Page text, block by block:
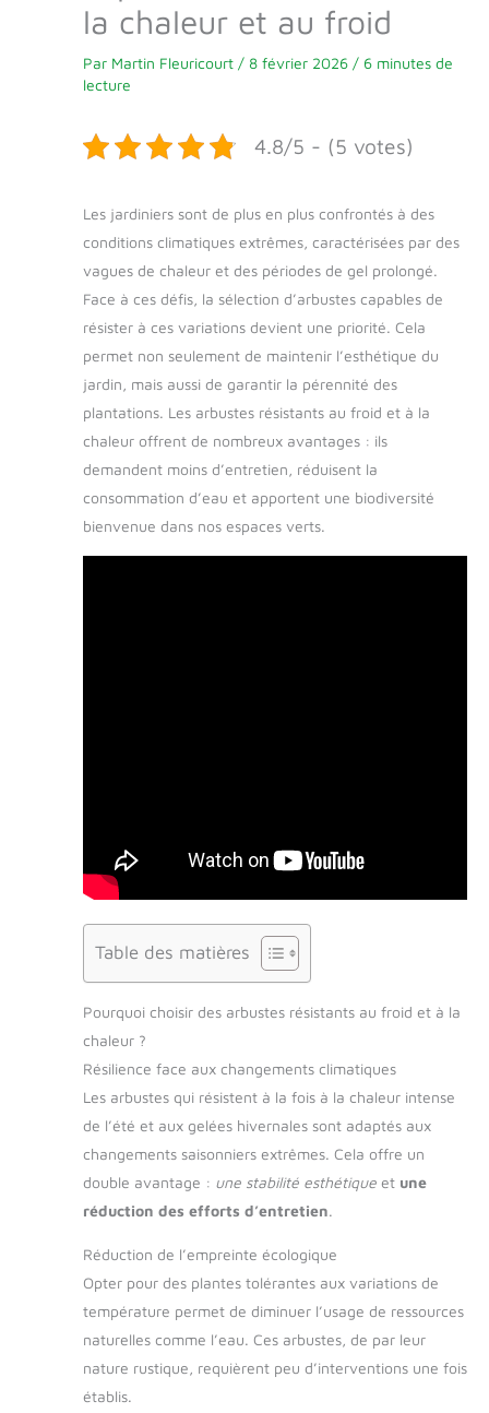
la chaleur et au froid
Par Martin Fleuricourt / 8 février 2026 / 6 minutes de
lecture
4.8/5 - (5 votes)
Les jardiniers sont de plus en plus confrontés à des
conditions climatiques extrêmes, caractérisées par des
vagues de chaleur et des périodes de gel prolongé.
Face à ces défis, la sélection d’arbustes capables de
résister à ces variations devient une priorité. Cela
permet non seulement de maintenir l’esthétique du
jardin, mais aussi de garantir la pérennité des
plantations. Les arbustes résistants au froid et à la
chaleur offrent de nombreux avantages : ils
demandent moins d’entretien, réduisent la
consommation d’eau et apportent une biodiversité
bienvenue dans nos espaces verts.
Table des matières
Pourquoi choisir des arbustes résistants au froid et à la
chaleur ?
Résilience face aux changements climatiques
Les arbustes qui résistent à la fois à la chaleur intense
de l’été et aux gelées hivernales sont adaptés aux
changements saisonniers extrêmes. Cela offre un
double avantage : une stabilité esthétique et une
réduction des efforts d’entretien.
Réduction de l’empreinte écologique
Opter pour des plantes tolérantes aux variations de
température permet de diminuer l’usage de ressources
naturelles comme l’eau. Ces arbustes, de par leur
nature rustique, requièrent peu d’interventions une fois
établis.